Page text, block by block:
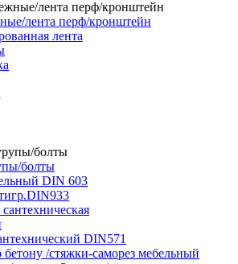
лента перф/кронштейн
лента
болты
DIN 603
DIN571
/стяжки-саморез мебельный